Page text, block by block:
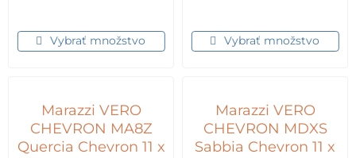
Vybrať množstvo Vybrať množstvo
Marazzi VERO
CHEVRON MA8Z
Quercia Chevron 11 x
Marazzi VERO
CHEVRON MDXS
Sabbia Chevron 11 x